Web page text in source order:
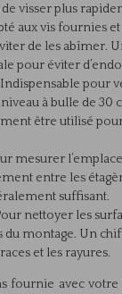
visser plus
aux vis fournies
de les abîmer.
pour éviter
pour
à bulle de 30
être utilisé
mesurer
entre les
suffisant.
nettoyer les
du montage. Un
et les rayures.
fournie avec votre